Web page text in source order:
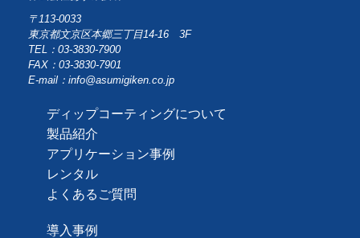
〒113-0033
東京都文京区本郷三丁目14-16 3F
TEL：03-3830-7900
FAX：03-3830-7901
E-mail：info@asumigiken.co.jp
ディップコーティングについて
製品紹介
アプリケーション事例
レンタル
よくあるご質問
導入事例